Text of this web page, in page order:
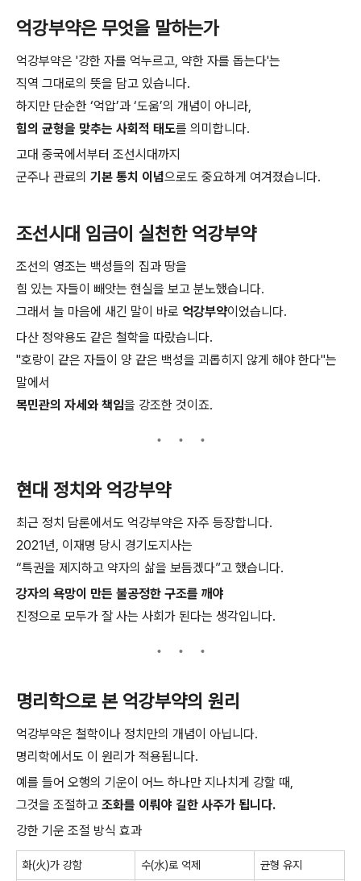
억강부약은 무엇을 말하는가
억강부약은 '강한 자를 억누르고, 약한 자를 돕는다'는
직역 그대로의 뜻을 담고 있습니다.
하지만 단순한 ‘억압’과 ‘도움’의 개념이 아니라,
힘의 균형을 맞추는 사회적 태도를 의미합니다.
고대 중국에서부터 조선시대까지
군주나 관료의 기본 통치 이념으로도 중요하게 여겨졌습니다.
조선시대 임금이 실천한 억강부약
조선의 영조는 백성들의 집과 땅을
힘 있는 자들이 빼앗는 현실을 보고 분노했습니다.
그래서 늘 마음에 새긴 말이 바로 억강부약이었습니다.
다산 정약용도 같은 철학을 따랐습니다.
"호랑이 같은 자들이 양 같은 백성을 괴롭히지 않게 해야 한다"는
말에서
목민관의 자세와 책임을 강조한 것이죠.
현대 정치와 억강부약
최근 정치 담론에서도 억강부약은 자주 등장합니다.
2021년, 이재명 당시 경기도지사는
“특권을 제지하고 약자의 삶을 보듬겠다”고 했습니다.
강자의 욕망이 만든 불공정한 구조를 깨야
진정으로 모두가 잘 사는 사회가 된다는 생각입니다.
명리학으로 본 억강부약의 원리
억강부약은 철학이나 정치만의 개념이 아닙니다.
명리학에서도 이 원리가 적용됩니다.
예를 들어 오행의 기운이 어느 하나만 지나치게 강할 때,
그것을 조절하고 조화를 이뤄야 길한 사주가 됩니다.
강한 기운 조절 방식 효과
화(火)가 강함 수(水)로 억제 균형 유지